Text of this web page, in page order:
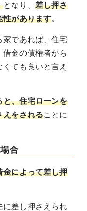
となり、差し押さ
性があります。
家であれば、住宅
借金の債権者から
ても良いと言え
と、住宅ローンを
えをされることに
合
金によって差し押
に差し押さえられ